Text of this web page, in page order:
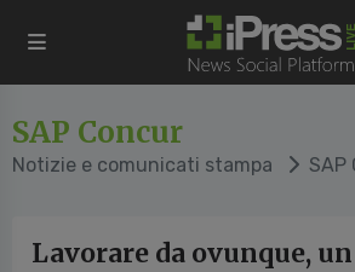
SAP Concur
Notizie e comunicati stampa SAP
Lavorare da ovunque,